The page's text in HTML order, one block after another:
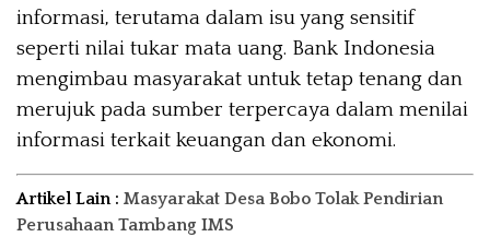
informasi, terutama dalam isu yang sensitif
seperti nilai tukar mata uang. Bank Indonesia
mengimbau masyarakat untuk tetap tenang dan
merujuk pada sumber terpercaya dalam menilai
informasi terkait keuangan dan ekonomi.
Artikel Lain : Masyarakat Desa Bobo Tolak Pendirian
Perusahaan Tambang IMS